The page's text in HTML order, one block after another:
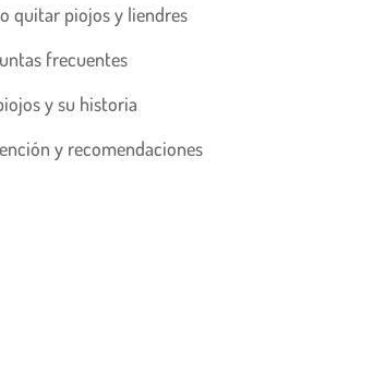
quitar piojos y liendres
frecuentes
y su historia
y recomendaciones